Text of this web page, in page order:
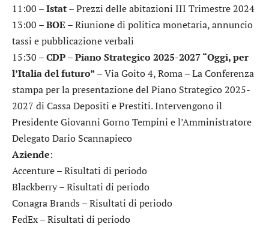
11:00 –Istat– Prezzi delle abitazioni III Trimestre 2024
13:00 –BOE – Riunione di politica monetaria, annuncio
tassi e pubblicazione verbali
15:30 –CDP – Piano Strategico 2025-2027 “Oggi, per
l’Italia del futuro” – Via Goito 4, Roma – La Conferenza
stampa per la presentazione del Piano Strategico 2025-
2027 di Cassa Depositi e Prestiti. Intervengono il
Presidente Giovanni Gorno Tempini e l’Amministratore
Delegato Dario Scannapieco
Aziende:
Accenture– Risultati di periodo
Blackberry– Risultati di periodo
Conagra Brands – Risultati di periodo
FedEx– Risultati di periodo